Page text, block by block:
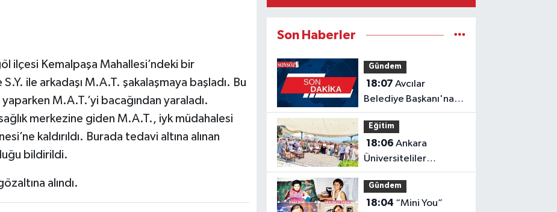
ilçesi Kemalpaşa Mahallesi’ndeki bir
ile arkadaşı M.A.T. şakalaşmaya başladı. Bu
M.A.T.’yi bacağından yaraladı.
merkezine giden M.A.T., iyk müdahalesi
kaldırıldı. Burada tedavi altına alınan
bildirildi.
alındı.
Son Haberler
Gündem
18:07 Avcılar
Belediye Başkanı'na
tahliye!
Eğitim
18:06 Ankara
Üniversiteliler
Derneği’nden “5.
Bodrum Kahvaltılı
Buluşması”
Gündem
18:04